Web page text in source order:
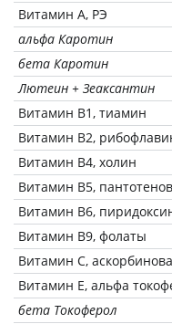
Витамин А, РЭ
альфа Каротин
бета Каротин
Лютеин + Зеаксантин
Витамин В1, тиамин
Витамин В2,
Витамин В4, холин
Витамин В5,
Витамин В6,
Витамин В9, фолаты
Витамин C,
Витамин Е, альфа
бета Токоферол